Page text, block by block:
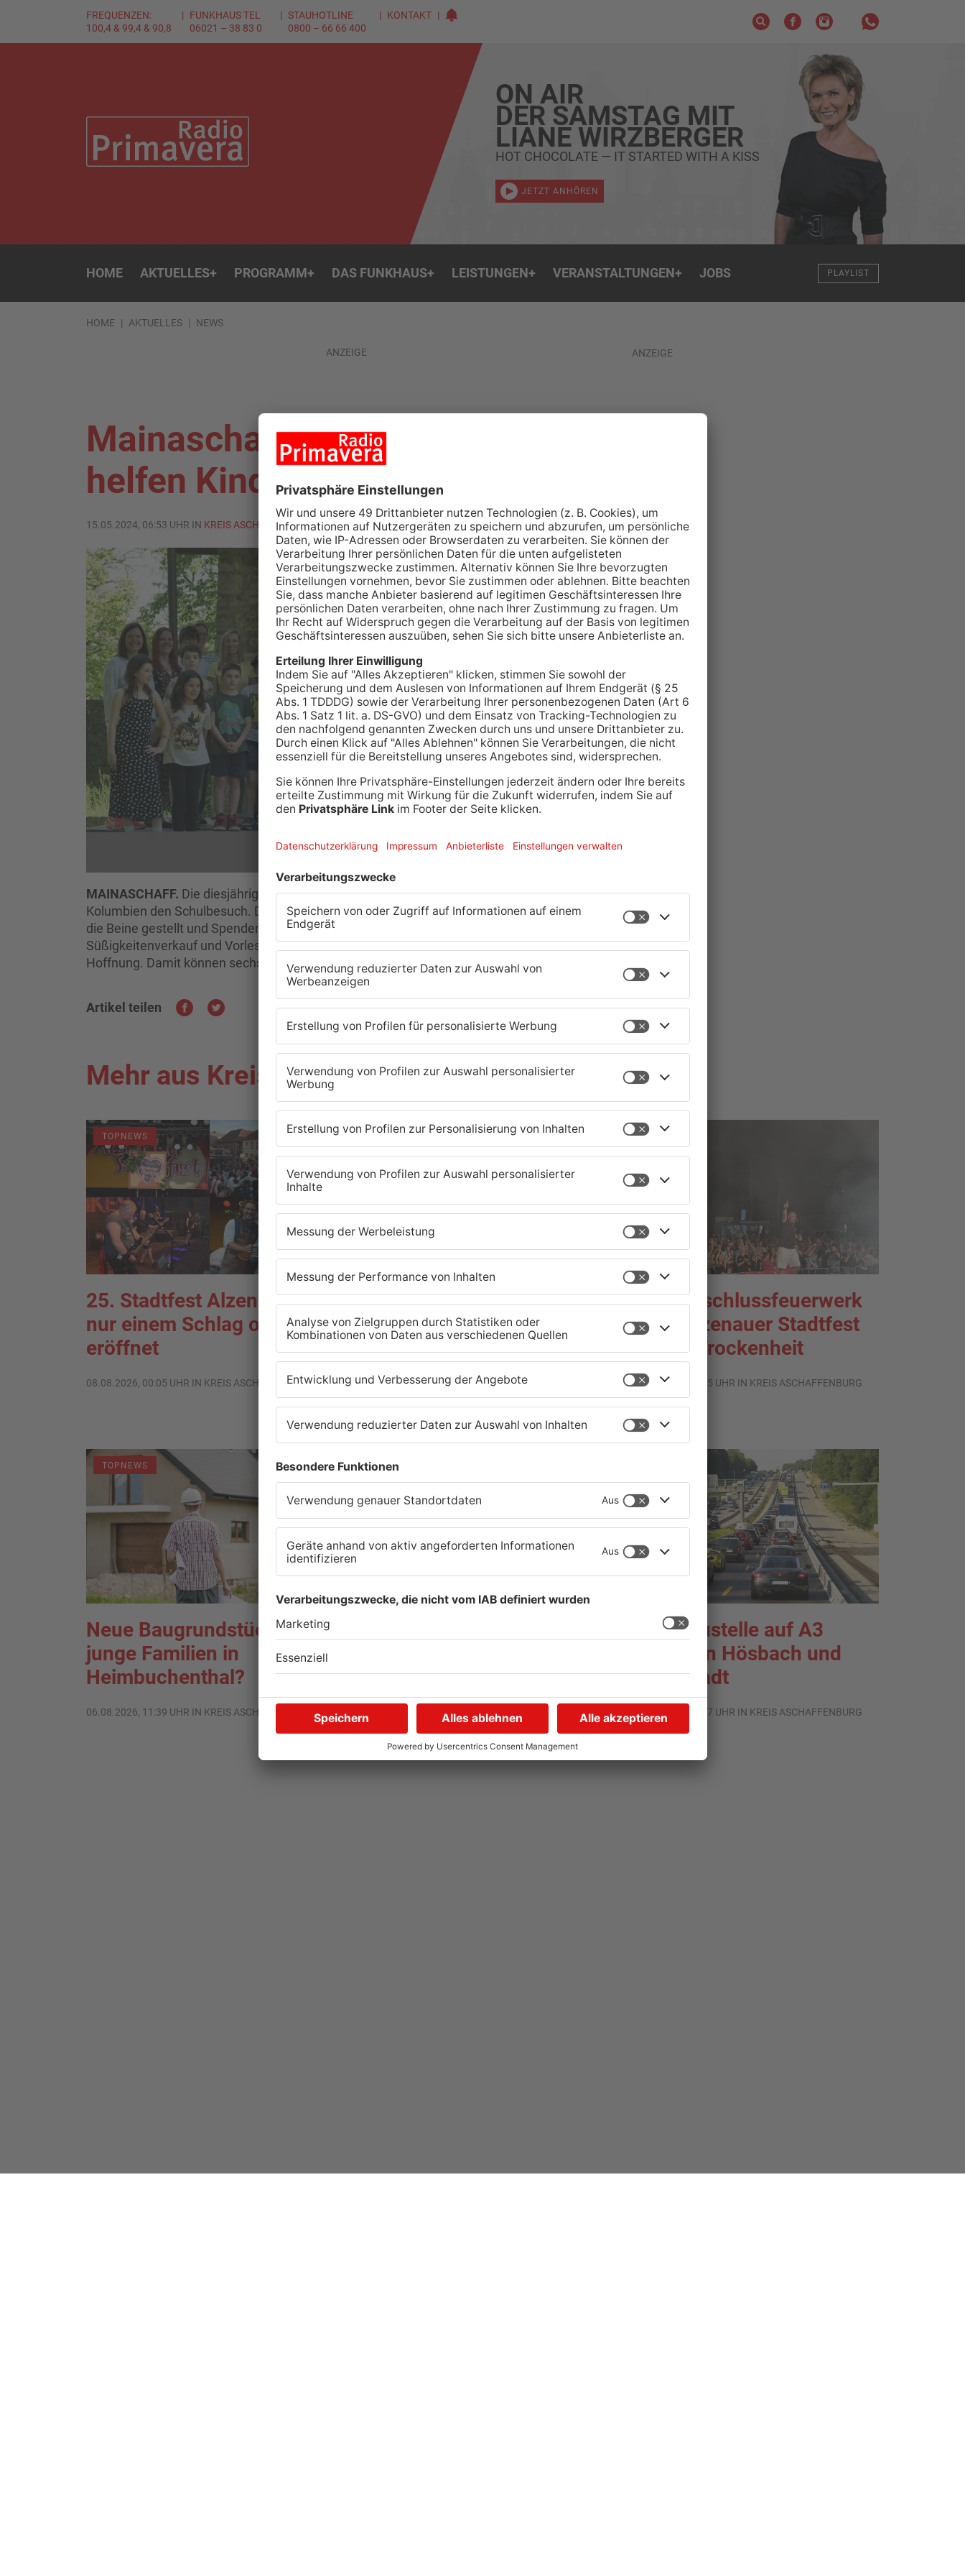
FREQUENZEN:
100,4 & 99,4 & 90,8
FUNKHAUS TEL
06021 – 38 83 0
STAUHOTLINE
0800 – 66 66 400
KONTAKT
ON AIR
DER SAMSTAG MIT
LIANE WIRZBERGER
HOT CHOCOLATE — IT STARTED WITH A KISS
JETZT ANHÖREN
HOME AKTUELLES+ PROGRAMM+ DAS FUNKHAUS+ LEISTUNGEN+ VERANSTALTUNGEN+ JOBS PLAYLIST
HOME AKTUELLES NEWS
ANZEIGE
Mainaschaff: Kommunionkinder
helfen Kindern in Kolumbien
15.05.2024, 06:53 UHR IN KREIS ASCHAFFENBURG
MAINASCHAFF. Die diesjährigen Kommunionkinder in Mainaschaff ermöglichen Kindern in
Kolumbien den Schulbesuch. Die jungen Mainaschaffer haben verschiedene Aktionen auf
die Beine gestellt und Spenden gesammelt – etwa durch einen Flohmarkt,
Süßigkeitenverkauf und Vorlesen in Kindergärten. Das Geld ging an die Stiftung Weg der
Hoffnung. Damit können sechs Kinder in Kolumbien nun die Schule besuchen.
Artikel teilen
ANZEIGE
Mehr aus Kreis Aschaffenburg
TOPNEWS
25. Stadtfest Alzenau mit
nur einem Schlag offiziell
eröffnet
08.08.2026, 00:05 UHR IN KREIS ASCHAFFENBURG
Kahlgrund-Gemeinden
wollen künftig enger
zusammenarbeiten
07.08.2026, 16:15 UHR IN KREIS ASCHAFFENBURG
Kein Abschlussfeuerwerk
beim Alzenauer Stadtfest
wegen Trockenheit
07.08.2026, 08:15 UHR IN KREIS ASCHAFFENBURG
TOPNEWS
Neue Baugrundstücke für
junge Familien in
Heimbuchenthal?
06.08.2026, 11:39 UHR IN KREIS ASCHAFFENBURG
Pflaumheim
06.08.2026, 05:30 UHR IN KREIS ASCHAFFENBURG
Großbaustelle auf A3
zwischen Hösbach und
Stockstadt
03.08.2026, 15:57 UHR IN KREIS ASCHAFFENBURG